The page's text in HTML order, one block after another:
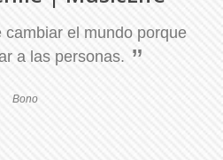
cambiar el mundo porque
a las personas.
Bono